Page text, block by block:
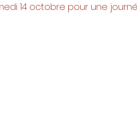
14 octobre pour une